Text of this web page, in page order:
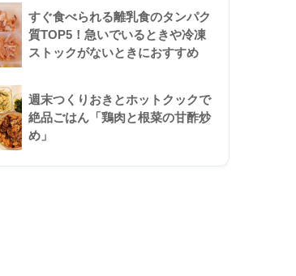
すぐ食べられる離乳食のタンパク
質TOP5！急いでいるときや冷凍
ストックがないときにおすすめ
週末つくりおきとホットクックで
絶品ごはん「鶏肉と根菜の甘酢炒
め」